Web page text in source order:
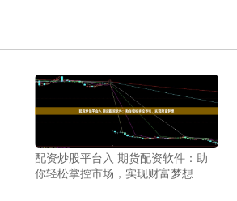
配资炒股平台入 期货配资软件：助
你轻松掌控市场，实现财富梦想